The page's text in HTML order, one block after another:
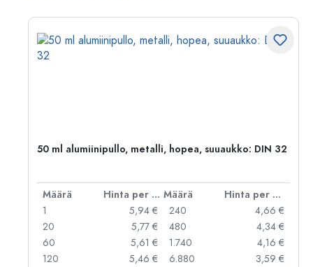
50 ml alumiinipullo, metalli, hopea, suuaukko: DIN 32
Määrä Hinta per kpl Määrä
Hinta per kpl
1
5,94 €
20
5,77 €
60
5,61 €
120
5,46 €
240
4,66 €
480
4,34 €
1.740
4,16 €
6.880
3,59 €